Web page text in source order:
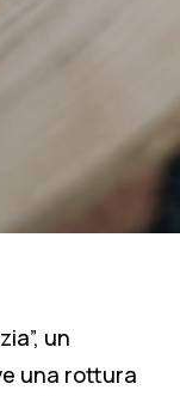
un
una rottura